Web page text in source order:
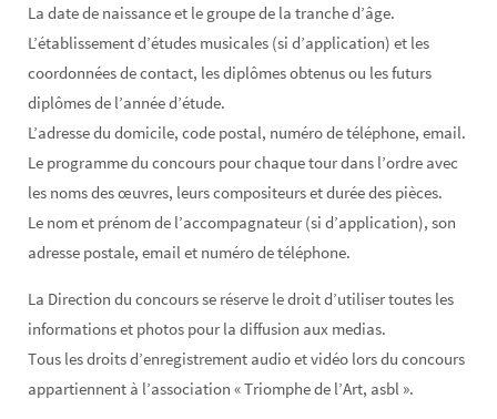
La date de naissance et le groupe de la tranche d’âge.
L’établissement d’études musicales (si d’application) et les
coordonnées de contact, les diplômes obtenus ou les futurs
diplômes de l’année d’étude.
L’adresse du domicile, code postal, numéro de téléphone, email.
Le programme du concours pour chaque tour dans l’ordre avec
les noms des œuvres, leurs compositeurs et durée des pièces.
Le nom et prénom de l’accompagnateur (si d’application), son
adresse postale, email et numéro de téléphone.
La Direction du concours se réserve le droit d’utiliser toutes les
informations et photos pour la diffusion aux medias.
Tous les droits d’enregistrement audio et vidéo lors du concours
appartiennent à l’association « Triomphe de l’Art, asbl ».